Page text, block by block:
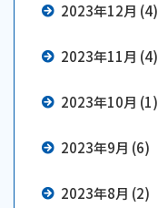
2023年12月 (4)
2023年11月 (4)
2023年10月 (1)
2023年9月 (6)
2023年8月 (2)